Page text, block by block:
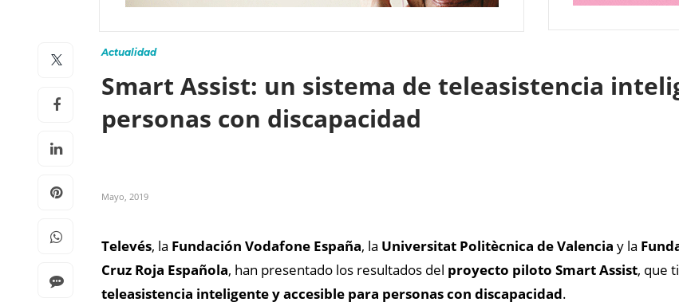
Actualidad
Smart Assist: un sistema de teleasistencia
personas con discapacidad
Mayo, 2019
Televés, la Fundación Vodafone España, la Universitat Politècnica de Valencia y la
Cruz Roja Española, han presentado los resultados del proyecto piloto Smart Assist, que
teleasistencia inteligente y accesible para personas con discapacidad.